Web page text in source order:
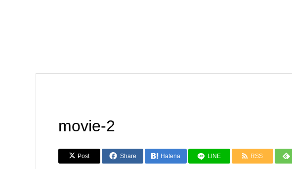
movie-2
Post Share Hatena LINE RSS